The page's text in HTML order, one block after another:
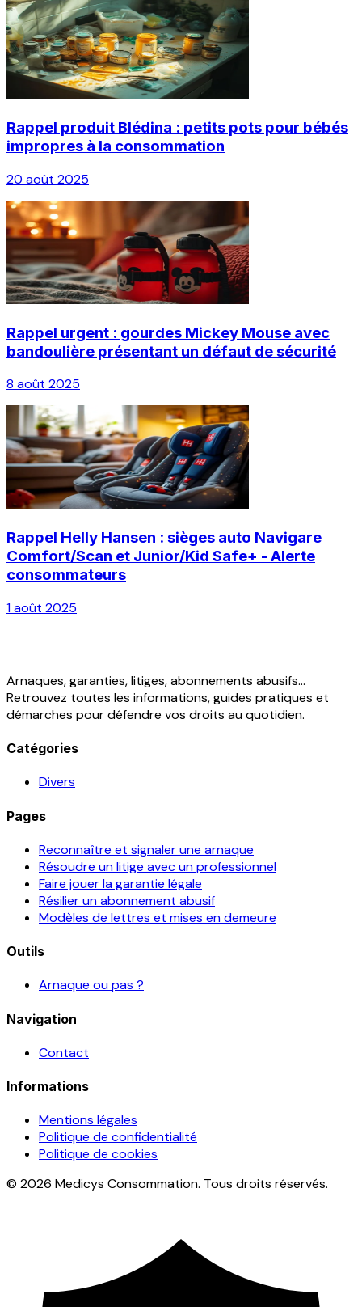
Rappel produit Blédina : petits pots pour bébés
impropres à la consommation
20 août 2025
Rappel urgent : gourdes Mickey Mouse avec
bandoulière présentant un défaut de sécurité
8 août 2025
Rappel Helly Hansen : sièges auto Navigare
Comfort/Scan et Junior/Kid Safe+ - Alerte
consommateurs
1 août 2025
Arnaques, garanties, litiges, abonnements abusifs...
Retrouvez toutes les informations, guides pratiques et
démarches pour défendre vos droits au quotidien.
Catégories
Divers
Pages
Reconnaître et signaler une arnaque
Résoudre un litige avec un professionnel
Faire jouer la garantie légale
Résilier un abonnement abusif
Modèles de lettres et mises en demeure
Outils
Arnaque ou pas ?
Navigation
Contact
Informations
Mentions légales
Politique de confidentialité
Politique de cookies
© 2026 Medicys Consommation. Tous droits réservés.